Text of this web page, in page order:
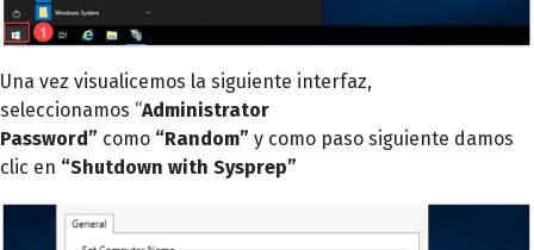
Una vez visualicemos la siguiente interfaz,
seleccionamos “Administrator
Password” como “Random” y como paso siguiente damos
clic en “Shutdown with Sysprep”